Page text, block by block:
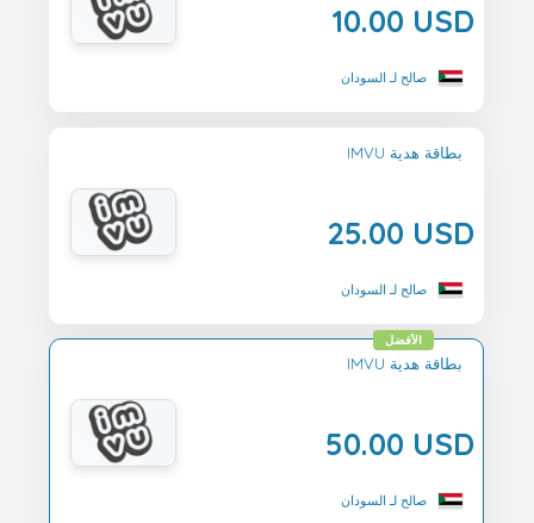
10.00 USD
صالح لـ السودان
IMVU بطاقة هدية
25.00 USD
صالح لـ السودان
IMVU بطاقة هدية
50.00 USD
الأفضل
صالح لـ السودان